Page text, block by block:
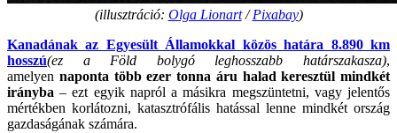
(illusztráció: Olga Lionart/Pixabay)
Kanadának az Egyesült Államokkal közös határa 8.890 km
hosszú(ez a Föld bolygó leghosszabb határszakasza),
amelyen naponta több ezer tonna áru halad keresztül mindkét
irányba – ezt egyik napról a másikra megszüntetni, vagy jelentős
mértékben korlátozni, katasztrófális hatással lenne mindkét ország
gazdaságának számára.